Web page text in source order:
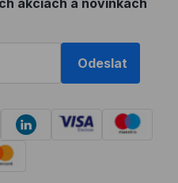
akciách a novinkách
Odeslat